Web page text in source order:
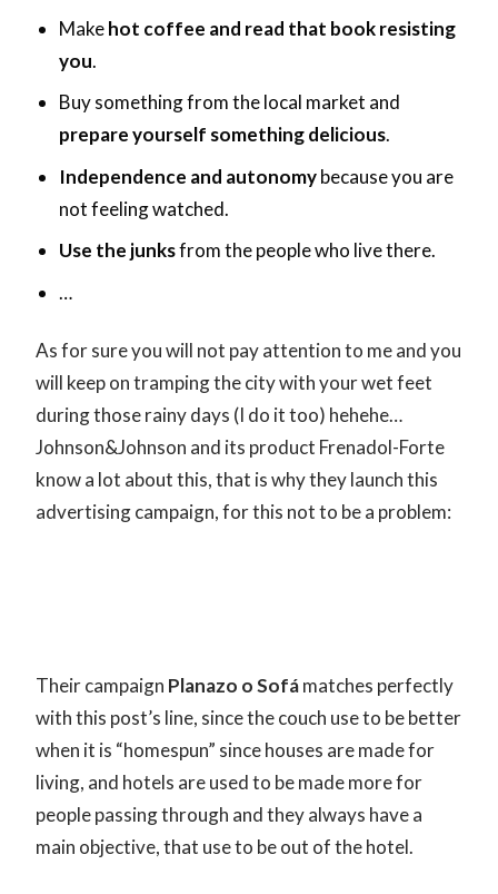
Makehot coffee and read that book resisting
you.
Buy something from the local market and
prepare yourself something delicious.
Independence and autonomybecause you are
not feeling watched.
Use the junksfrom the people who live there.
…
As for sure you will not pay attention to me and you
will keep on tramping the city with your wet feet
during those rainy days (I do it too) hehehe…
Johnson&Johnson and its product Frenadol-Forte
know a lot about this, that is why they launch this
advertising campaign, for this not to be a problem:
Their campaign Planazo o Sofámatches perfectly
with this post’s line, since the couch use to be better
when it is “homespun” since houses are made for
living, and hotels are used to be made more for
people passing through and they always have a
main objective, that use to be out of the hotel.